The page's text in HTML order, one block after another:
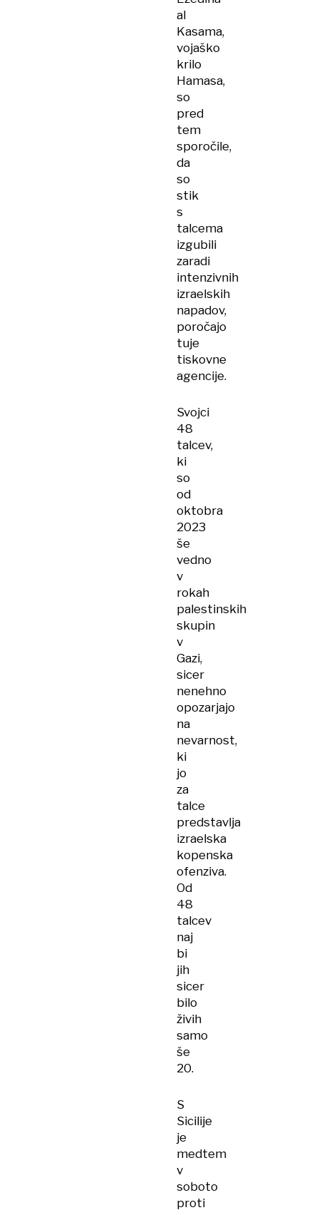
al
Kasama,
vojaško
krilo
Hamasa,
so
pred
tem
sporočile,
da
so
stik
s
talcema
izgubili
zaradi
intenzivnih
izraelskih
napadov,
poročajo
tuje
tiskovne
agencije.
Svojci
48
talcev,
ki
so
od
oktobra
2023
še
vedno
v
rokah
palestinskih
skupin
v
Gazi,
sicer
nenehno
opozarjajo
na
nevarnost,
ki
jo
za
talce
predstavlja
izraelska
kopenska
ofenziva.
Od
48
talcev
naj
bi
jih
sicer
bilo
živih
samo
še
20.
S
Sicilije
je
medtem
v
soboto
proti